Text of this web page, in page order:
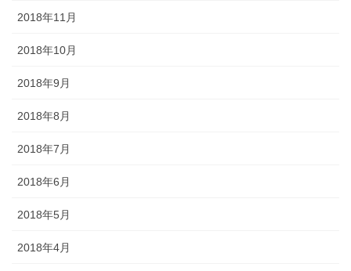
2018年11月
2018年10月
2018年9月
2018年8月
2018年7月
2018年6月
2018年5月
2018年4月